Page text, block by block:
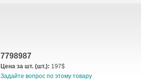
7798987
Цена за шт. (шт.): 197$
Задайте вопрос по этому товару